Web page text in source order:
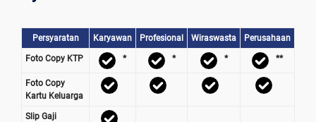
Persyaratan Karyawan Profesional Wiraswasta Perusahaan
Foto Copy KTP * * * **
Foto Copy
Kartu Keluarga
Slip Gaji